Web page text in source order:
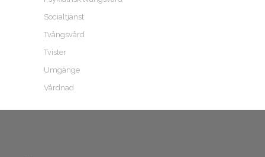
Socialtjänst
Tvångsvård
Tvister
Umgänge
Vårdnad